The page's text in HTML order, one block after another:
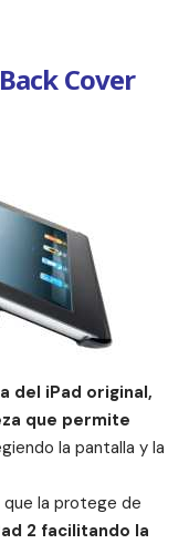
Cover
del iPad original,
que permite
la pantalla y la
la protege de
2 facilitando la